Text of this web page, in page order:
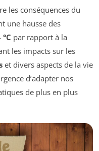
les conséquences du
une hausse des
°C par rapport à la
les impacts sur les
et divers aspects de la vie
d’adapter nos
de plus en plus